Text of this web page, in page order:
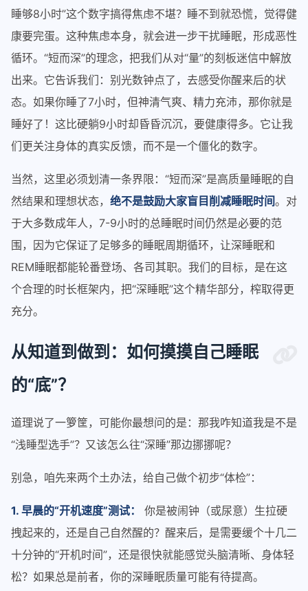
睡够8小时”这个数字搞得焦虑不堪？睡不到就恐慌，觉得健
康要完蛋。这种焦虑本身，就会进一步干扰睡眠，形成恶性
循环。“短而深”的理念，把我们从对“量”的刻板迷信中解放
出来。它告诉我们：别光数钟点了，去感受你醒来后的状
态。如果你睡了7小时，但神清气爽、精力充沛，那你就是
睡好了！这比硬躺9小时却昏昏沉沉，要健康得多。它让我
们更关注身体的真实反馈，而不是一个僵化的数字。
当然，这里必须划清一条界限：“短而深”是高质量睡眠的自
然结果和理想状态， 绝不是鼓励大家盲目削减睡眠时间。对
于大多数成年人，7-9小时的总睡眠时间仍然是必要的范
围，因为它保证了足够多的睡眠周期循环，让深睡眠和
REM睡眠都能轮番登场、各司其职。我们的目标，是在这
个合理的时长框架内，把“深睡眠”这个精华部分，榨取得更
充分。
从知道到做到：如何摸摸自己睡眠
的“底”？
道理说了一箩筐，可能你最想问的是：那我咋知道我是不是
“浅睡型选手”？又该怎么往“深睡”那边挪挪呢？
别急，咱先来两个土办法，给自己做个初步“体检”：
1. 早晨的“开机速度”测试：
你是被闹钟（或尿意）生拉硬
拽起来的，还是自己自然醒的？醒来后，是需要缓个十几二
十分钟的“开机时间”，还是很快就能感觉头脑清晰、身体轻
松？如果总是前者，你的深睡眠质量可能有待提高。